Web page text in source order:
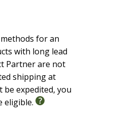
for an
with long lead
Partner are not
shipping at
expedited, you
eligible.